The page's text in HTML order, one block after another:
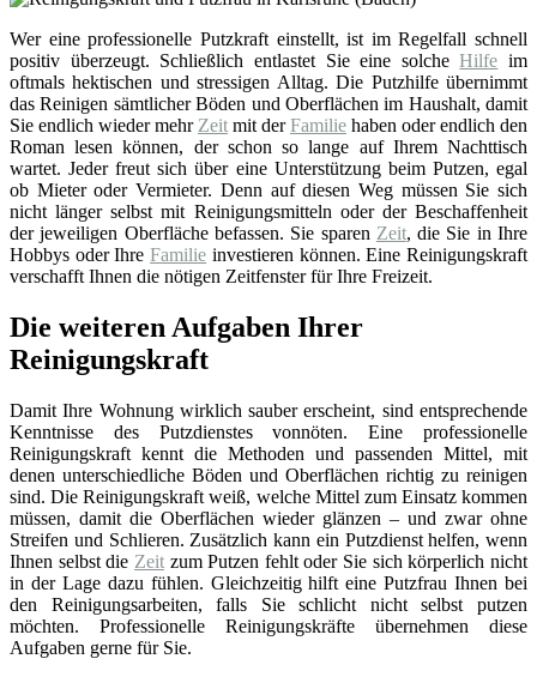
Wer eine professionelle Putzkraft einstellt, ist im Regelfall schnell
positiv überzeugt. Schließlich entlastet Sie eine solcheHilfe im
oftmals hektischen und stressigen Alltag. Die Putzhilfe übernimmt
das Reinigen sämtlicher Böden und Oberflächen im Haushalt, damit
Sie endlich wieder mehr Zeit mit derFamilie haben oder endlich den
Roman lesen können, der schon so lange auf Ihrem Nachttisch
wartet. Jeder freut sich über eine Unterstützung beim Putzen, egal
ob Mieter oder Vermieter. Denn auf diesen Weg müssen Sie sich
nicht länger selbst mit Reinigungsmitteln oder der Beschaffenheit
der jeweiligen Oberfläche befassen. Sie sparen Zeit, die Sie in Ihre
Hobbys oder IhreFamilie investieren können. Eine Reinigungskraft
verschafft Ihnen die nötigen Zeitfenster für Ihre Freizeit.
Die weiteren Aufgaben Ihrer
Reinigungskraft
Damit Ihre Wohnung wirklich sauber erscheint, sind entsprechende
Kenntnisse des Putzdienstes vonnöten. Eine professionelle
Reinigungskraft kennt die Methoden und passenden Mittel, mit
denen unterschiedliche Böden und Oberflächen richtig zu reinigen
sind. Die Reinigungskraft weiß, welche Mittel zum Einsatz kommen
müssen, damit die Oberflächen wieder glänzen – und zwar ohne
Streifen und Schlieren. Zusätzlich kann ein Putzdienst helfen, wenn
Ihnen selbst die Zeitzum Putzen fehlt oder Sie sich körperlich nicht
in der Lage dazu fühlen. Gleichzeitig hilft eine Putzfrau Ihnen bei
den Reinigungsarbeiten, falls Sie schlicht nicht selbst putzen
möchten. Professionelle Reinigungskräfte übernehmen diese
Aufgaben gerne für Sie.